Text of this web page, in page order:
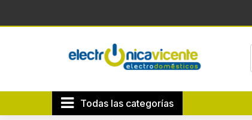
Todas las categorías